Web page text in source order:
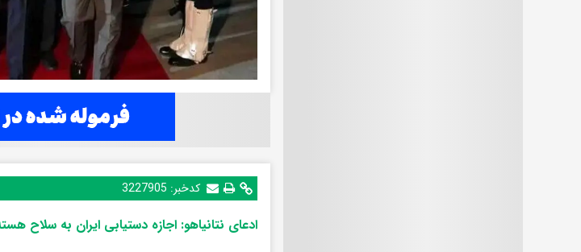
کدخبر: 3227905
ادعای نتانیاهو: اجازه دستیابی ایران به سلاح